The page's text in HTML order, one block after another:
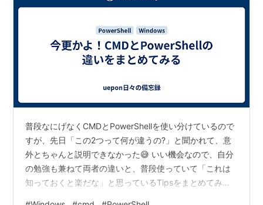
普段なにげなくCMDとPowerShellを使い分けているので
すが、先日「この2つって何が違うの?」と聞かれて、意
外とちゃんと説明できなかった😅 いい機会なので、自分
の勉強も兼ねて両者の違いと、普段使っていて「これは
知っておくと楽だな」と思っているTipsをまとめてみま